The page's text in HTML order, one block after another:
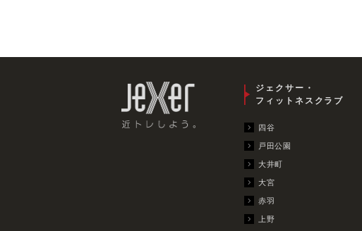
ジェクサー・
フィットネスクラブ
四谷
戸田公園
大井町
大宮
赤羽
上野